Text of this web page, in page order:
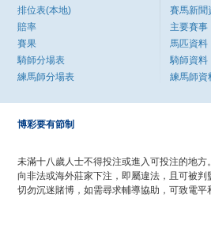
排位表(本地)
賠率
賽果
騎師分場表
練馬師分場表
賽馬新聞
主要賽事
馬匹資料
騎師資料
練馬師資
博彩要有節制
未滿十八歲人士不得投注或進入可投注的地方。
向非法或海外莊家下注，即屬違法，且可被判
切勿沉迷賭博，如需尋求輔導協助，可致電平